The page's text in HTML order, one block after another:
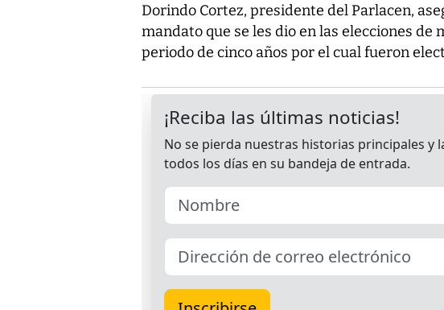
Dorindo Cortez, presidente del Parlacen,
mandato que se les dio en las elecciones de
periodo de cinco años por el cual fueron